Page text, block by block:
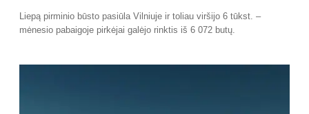
Liepą pirminio būsto pasiūla Vilniuje ir toliau viršijo 6 tūkst. –
mėnesio pabaigoje pirkėjai galėjo rinktis iš 6 072 butų.